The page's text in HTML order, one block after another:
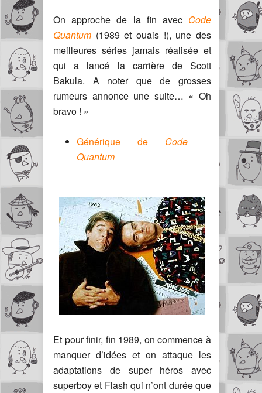
On approche de la fin avec Code
Quantum (1989 et ouais !), une des
meilleures séries jamais réalisée et
qui a lancé la carrière de Scott
Bakula. A noter que de grosses
rumeurs annonce une suite… « Oh
bravo ! »
Générique de Code
Quantum
Et pour finir, fin 1989, on commence à
manquer d’idées et on attaque les
adaptations de super héros avec
superboy et Flash qui n’ont durée que